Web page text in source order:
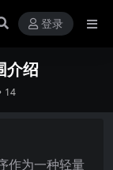
登录
介绍
14
作为一种轻量